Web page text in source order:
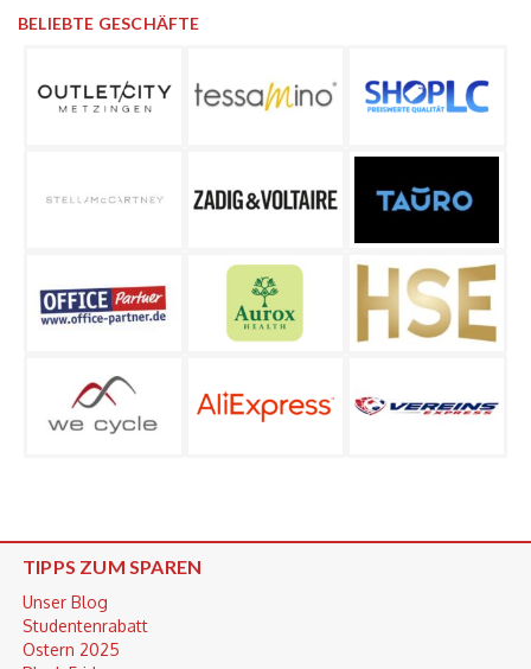
BELIEBTE GESCHÄFTE
TIPPS ZUM SPAREN
Unser Blog
Studentenrabatt
Ostern 2025